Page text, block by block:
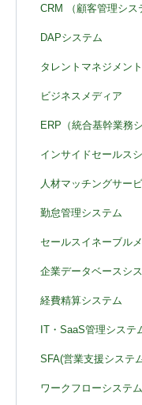
CRM （顧客管理シス
DAPシステム
タレントマネジメン
ビジネスメディア
ERP（統合基幹業務
インサイドセールス
人材マッチングサー
勤怠管理システム
セールスイネーブル
企業データベースシ
経費精算システム
IT・SaaS管理システ
SFA(営業支援システ
ワークフローシステム